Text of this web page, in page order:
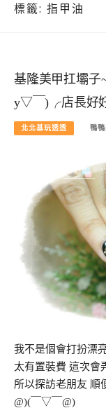
標籤: 指甲油
基隆美甲扛壩子
y▽￣)╭店長好
北北基玩透透 鴨
我不是個會打扮漂
太有置裝費 這次會
所以探訪老朋友 順
@)(￣▽￣@) 彩